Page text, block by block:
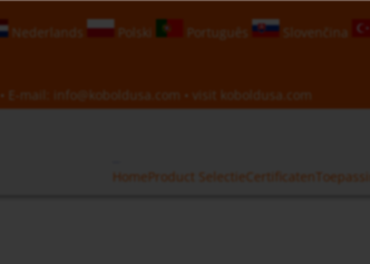
Nederlands Polski Português Slovenčina
• E-mail: info@koboldusa.com • visit koboldusa.com
HomeProduct SelectieCertificaten